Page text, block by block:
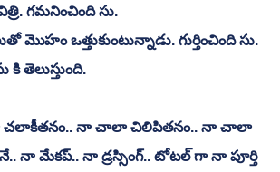
గమనించింది సు.
మొహం ఒత్తుకుంటున్నాడు. గుర్తించింది సు.
తెలుస్తుంది.
నా చాలా చిలిపితనం.. నా చాలా
నా మేకప్.. నా డ్రస్సింగ్.. టోటల్ గా నా పూర్తి